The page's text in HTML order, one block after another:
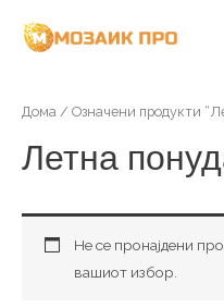
Дома / Означени продукти
Летна
Не се пронајдени
вашиот избор.